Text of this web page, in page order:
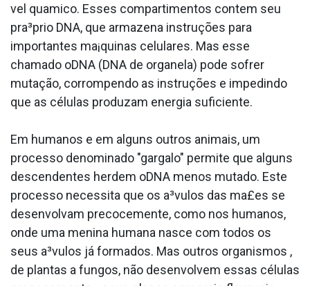
vel qua­mico. Esses compartimentos contem seu
pra³prio DNA, que armazena instruções para
importantes ma¡quinas celulares. Mas esse
chamado oDNA (DNA de organela) pode sofrer
mutação, corrompendo as instruções e impedindo
que as células produzam energia suficiente.
Em humanos e em alguns outros animais, um
processo denominado "gargalo" permite que alguns
descendentes herdem oDNA menos mutado. Este
processo necessita que os a³vulos das ma£es se
desenvolvam precocemente, como nos humanos,
onde uma menina humana nasce com todos os
seus a³vulos já formados. Mas outros organismos ,
de plantas a fungos, não desenvolvem essas células